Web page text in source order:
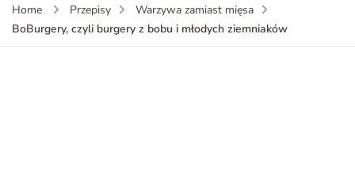
Home Przepisy
Warzywa zamiast mięsa
BoBurgery, czyli burgery z bobu i młodych ziemniaków